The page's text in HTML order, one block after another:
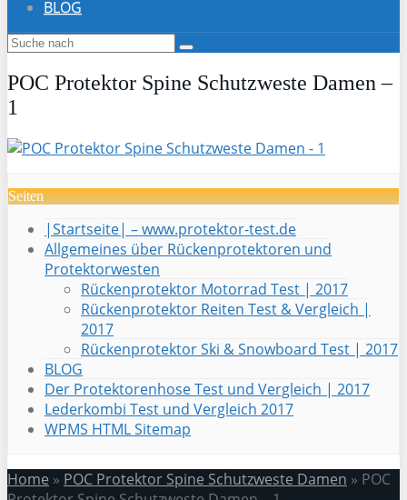
BLOG
POC Protektor Spine Schutzweste Damen –
1
Seiten
|Startseite| – www.protektor-test.de
Allgemeines über Rückenprotektoren und
Protektorwesten
Rückenprotektor Motorrad Test | 2017
Rückenprotektor Reiten Test & Vergleich |
2017
Rückenprotektor Ski & Snowboard Test | 2017
BLOG
Der Protektorenhose Test und Vergleich | 2017
Lederkombi Test und Vergleich 2017
WPMS HTML Sitemap
Home » POC Protektor Spine Schutzweste Damen » POC